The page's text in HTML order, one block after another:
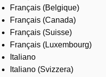
Français (Belgique)
Français (Canada)
Français (Suisse)
Français (Luxembourg)
Italiano
Italiano (Svizzera)